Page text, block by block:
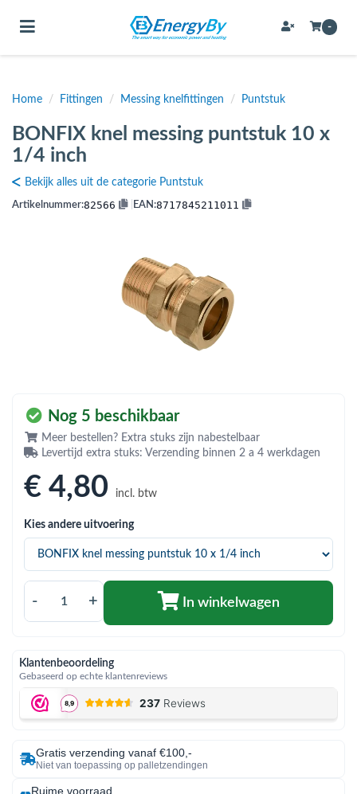
(Bevestigingsmateriaal / schroeven)
(Buffervaten, hygiene boilers & boilervaten)
(Expansievaten)
(Flexibele slangen)
(Installatiemateriaal)
(Rookkanalen)
(Sanitair)
(Verwarming, kachels & ketels)
(Zonneboilersets & onderdelen)
(Warmtepompen en warmtepompboilers)
Toggle navigation -
Home / Fittingen / Messing knelfittingen / Puntstuk
BONFIX knel messing puntstuk 10 x
1/4 inch
Bekijk alles uit de categorie Puntstuk
Artikelnummer:82566 EAN:8717845211011
Nog 5 beschikbaar
Meer bestellen? Extra stuks zijn nabestelbaar
Levertijd extra stuks: Verzending binnen 2 a 4 werkdagen
€ 4,80 incl. btw
Kies andere uitvoering
- + In winkelwagen
Klantenbeoordeling
Gebaseerd op echte klantenreviews
Gratis verzending vanaf €100,-
Niet van toepassing op palletzendingen
Ruime voorraad